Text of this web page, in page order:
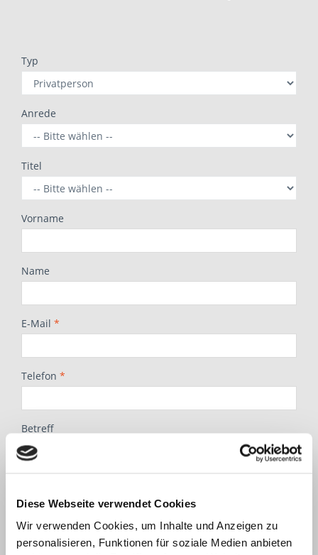
Diese Webseite verwendet Cookies
Wir verwenden Cookies, um Inhalte und Anzeigen zu
personalisieren, Funktionen für soziale Medien anbieten